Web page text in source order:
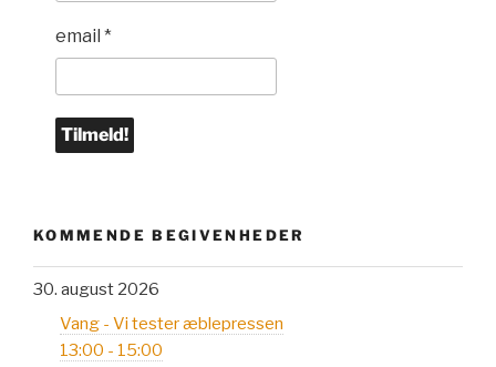
email *
KOMMENDE BEGIVENHEDER
30. august 2026
Vang - Vi tester æblepressen
13:00 - 15:00